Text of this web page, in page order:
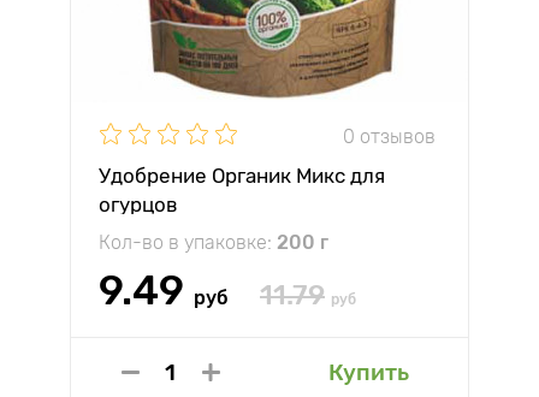
0 отзывов
Удобрение Органик Микс для
огурцов
Кол-во в упаковке: 200 г
9.49 руб 11.79 руб
Купить